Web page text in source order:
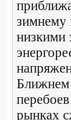
зимнему
низкими
Ближнем
рынках